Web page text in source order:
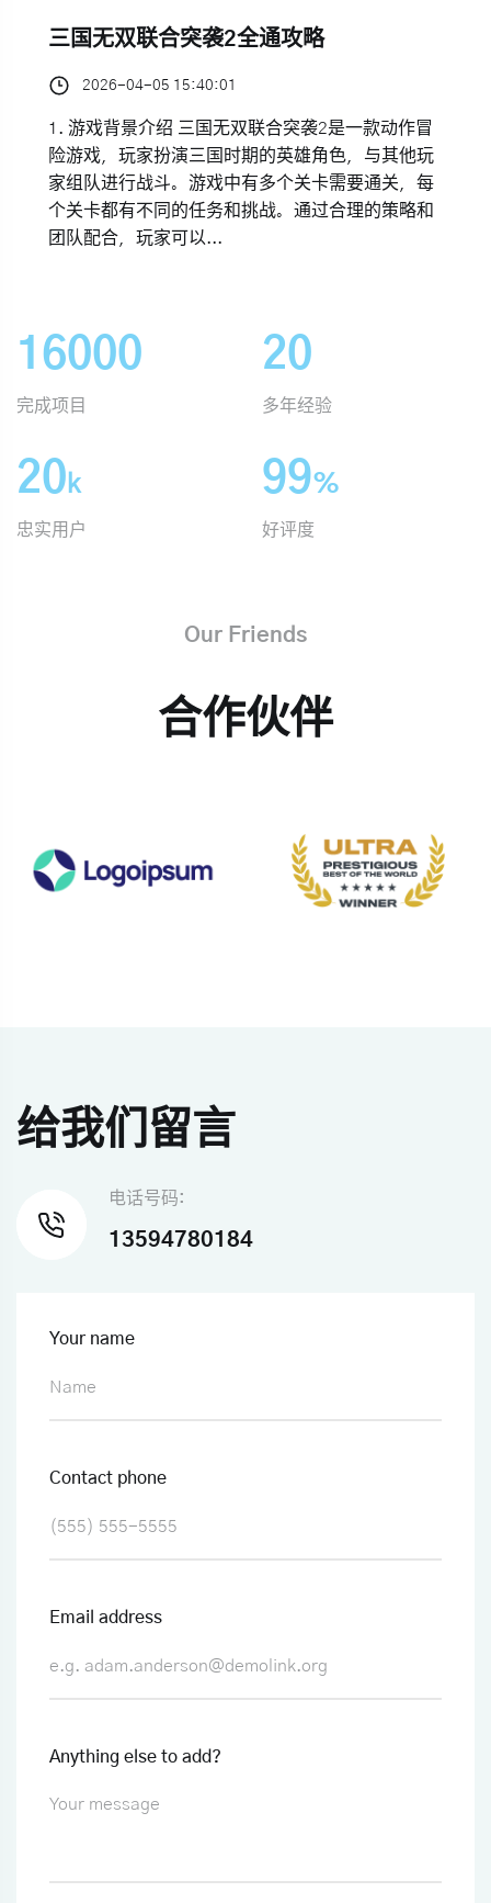
三国无双联合突袭2全通攻略
2026-04-05 15:40:01
1. 游戏背景介绍 三国无双联合突袭2是一款动作冒
险游戏，玩家扮演三国时期的英雄角色，与其他玩
家组队进行战斗。游戏中有多个关卡需要通关，每
个关卡都有不同的任务和挑战。通过合理的策略和
团队配合，玩家可以...
16000
完成项目
20
多年经验
20 k
忠实用户
99%
好评度
Our Friends
合作伙伴
给我们留言
电话号码:
13594780184
Your name
Contact phone
Email address
Anything else to add?